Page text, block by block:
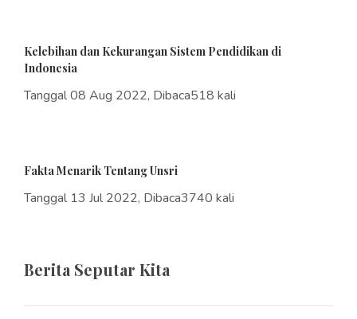
Kelebihan dan Kekurangan Sistem Pendidikan di
Indonesia
Tanggal 08 Aug 2022, Dibaca518 kali
Fakta Menarik Tentang Unsri
Tanggal 13 Jul 2022, Dibaca3740 kali
Berita Seputar Kita